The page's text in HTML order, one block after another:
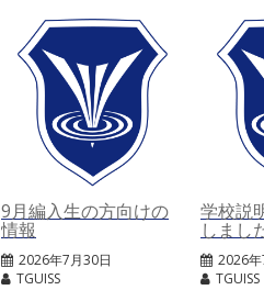
9月編入生の方向けの
情報
2026年7月30日
TGUISS
学校説
しまし
2026
TGUISS